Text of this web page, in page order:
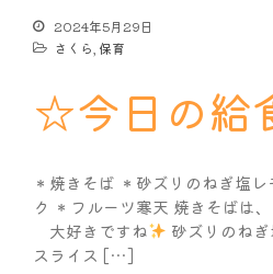
2024年5月29日
さくら 保育
☆今日の
＊焼きそば ＊砂ズリのねぎ塩
ク ＊フルーツ寒天 焼きそばは
大好きですね
砂ズリのね
スライス […]